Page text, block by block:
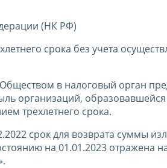
(НК РФ)
срока без учета
Обществом в налоговый орган
организаций, образовавшейся
трехлетнего срока.
срок для возврата суммы
на 01.01.2023 отражена